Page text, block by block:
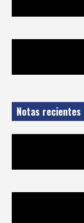
Notas recientes